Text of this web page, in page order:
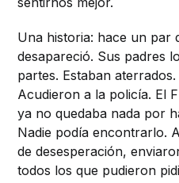
Una historia: hace un par
desapareció. Sus padres
partes. Estaban
Acudieron a la policía. El
ya no quedaba nada por
Nadie podía encontrarlo.
de desesperación,
todos los que pudieron